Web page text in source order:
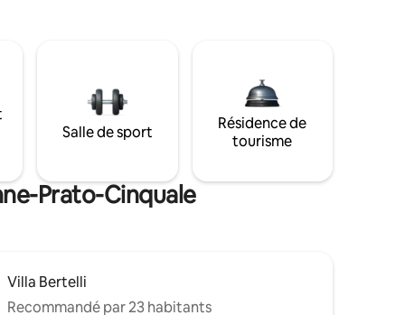
Salle de sport
Résidence de
tourisme
Prato-Cinquale
Villa Bertelli
Recommandé par 23 habitants